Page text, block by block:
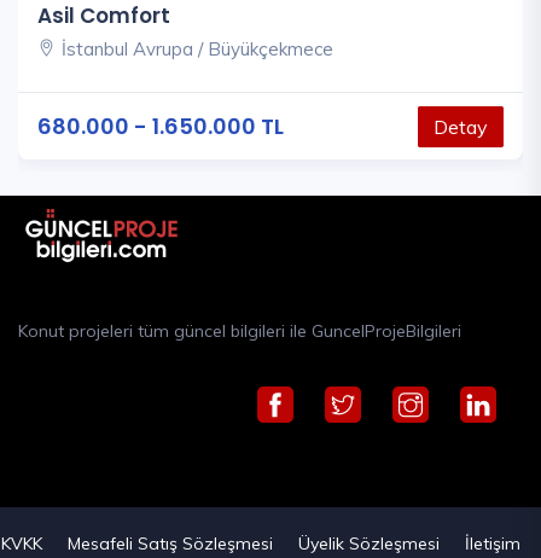
Asil Comfort
İstanbul Avrupa / Büyükçekmece
680.000 - 1.650.000 TL Detay
Konut projeleri tüm güncel bilgileri ile GuncelProjeBilgileri
KVKK Mesafeli Satış Sözleşmesi Üyelik Sözleşmesi İletişim